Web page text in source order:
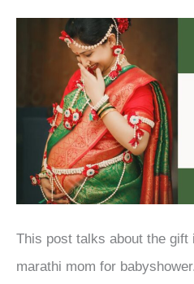
This post talks about the gift
marathi mom for
उत्तम
आयडियाज
Perfect
Ideas
for